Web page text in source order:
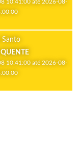
10:41:00 até 2026-08-
Santo
10:41:00 até 2026-08-